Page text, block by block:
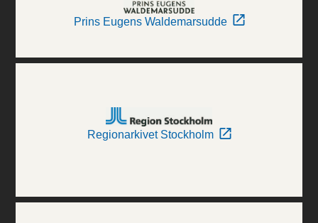
Prins Eugens Waldemarsudde
Regionarkivet Stockholm